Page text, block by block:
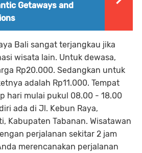
Getaways and
Bali sangat terjangkau jika
wisata lain. Untuk dewasa,
Rp20.000. Sedangkan untuk
adalah Rp11.000. Tempat
hari mulai pukul 08.00 - 18.00
ada di Jl. Kebun Raya,
Kabupaten Tabanan. Wisatawan
perjalanan sekitar 2 jam
merencanakan perjalanan